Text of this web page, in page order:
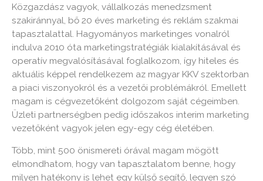
Közgazdász vagyok, vállalkozás menedzsment
szakiránnyal, bő 20 éves marketing és reklám szakmai
tapasztalattal. Hagyományos marketinges vonalról
indulva 2010 óta marketingstratégiák kialakításával és
operatív megvalósításával foglalkozom, így hiteles és
aktuális képpel rendelkezem az magyar KKV szektorban
a piaci viszonyokról és a vezetői problémákról. Emellett
magam is cégvezetőként dolgozom saját cégeimben.
Üzleti partnerségben pedig időszakos interim marketing
vezetőként vagyok jelen egy-egy cég életében.
Több, mint 500 önismereti órával magam mögött
elmondhatom, hogy van tapasztalatom benne, hogy
milyen hatékony is lehet egy külső segítő, legyen szó